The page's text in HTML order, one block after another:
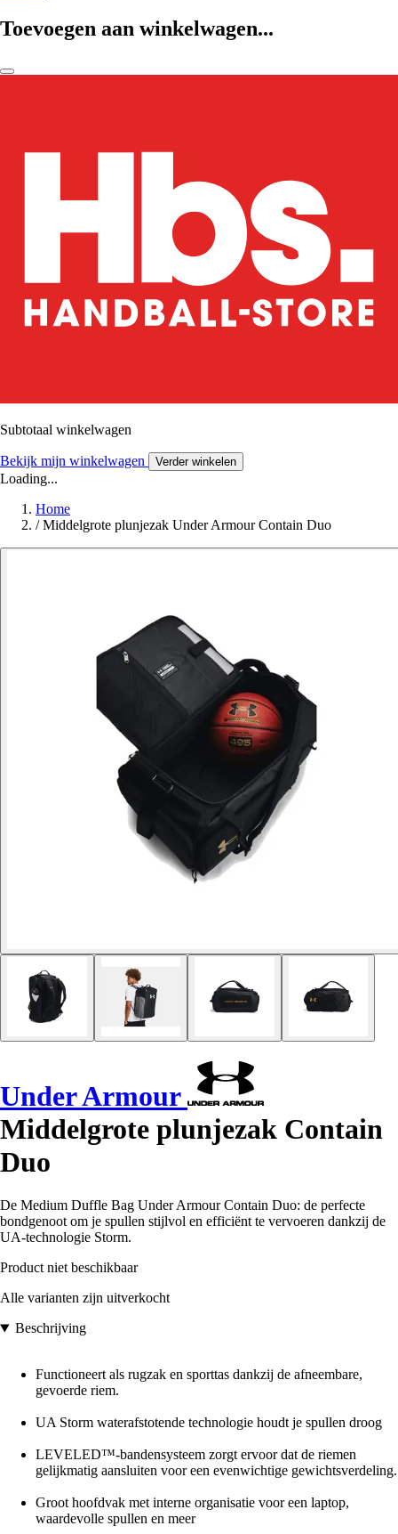
Toevoegen aan winkelwagen...
Subtotaal winkelwagen
Bekijk mijn winkelwagen Verder winkelen
Loading...
Home
/ Middelgrote plunjezak Under Armour Contain Duo
Under Armour
Middelgrote plunjezak Contain
Duo
De Medium Duffle Bag Under Armour Contain Duo: de perfecte
bondgenoot om je spullen stijlvol en efficiënt te vervoeren dankzij de
UA-technologie Storm.
Product niet beschikbaar
Alle varianten zijn uitverkocht
Beschrijving
Functioneert als rugzak en sporttas dankzij de afneembare,
gevoerde riem.
UA Storm waterafstotende technologie houdt je spullen droog
LEVELED™-bandensysteem zorgt ervoor dat de riemen
gelijkmatig aansluiten voor een evenwichtige gewichtsverdeling.
Groot hoofdvak met interne organisatie voor een laptop,
waardevolle spullen en meer